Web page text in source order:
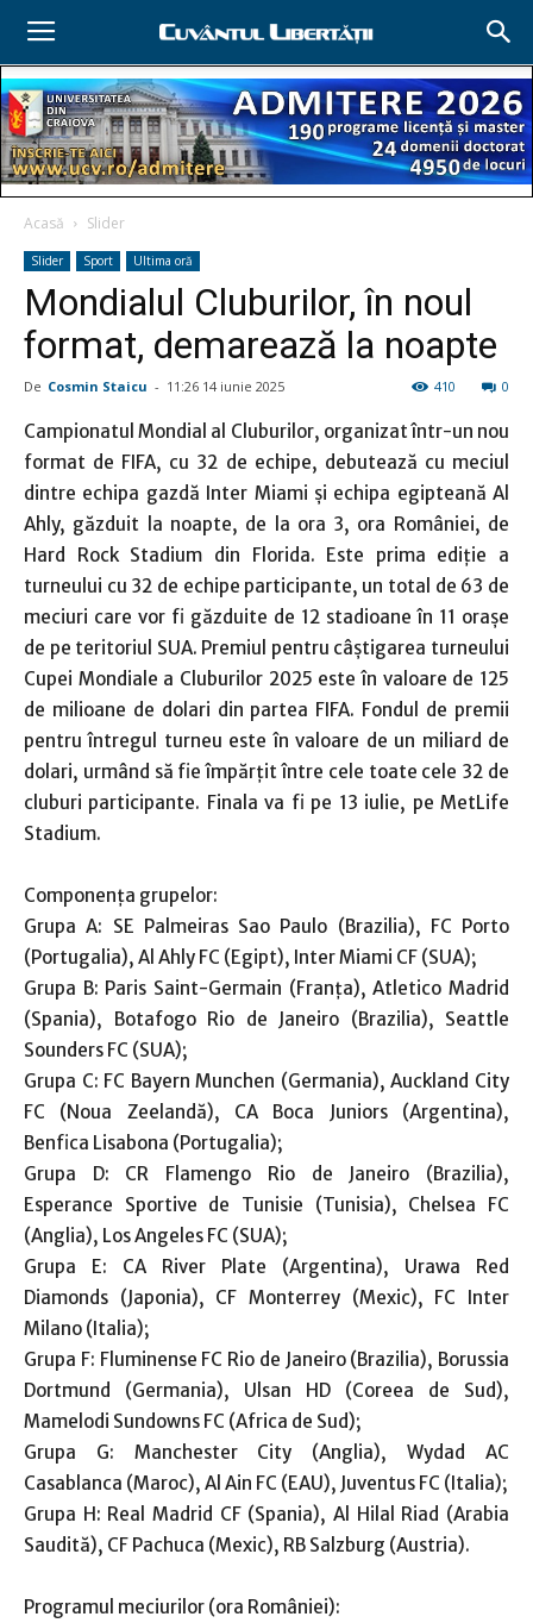
Acasă Slider
Slider Sport Ultima oră
Mondialul Cluburilor, în noul
format, demarează la noapte
De Cosmin Staicu - 11:26 14 iunie 2025 0
410
Campionatul Mondial al Cluburilor, organizat într-un nou
format de FIFA, cu 32 de echipe, debutează cu meciul
dintre echipa gazdă Inter Miami și echipa egipteană Al
Ahly, găzduit la noapte, de la ora 3, ora României, de
Hard Rock Stadium din Florida. Este prima ediție a
turneului cu 32 de echipe participante, un total de 63 de
meciuri care vor fi găzduite de 12 stadioane în 11 orașe
de pe teritoriul SUA. Premiul pentru câștigarea turneului
Cupei Mondiale a Cluburilor 2025 este în valoare de 125
de milioane de dolari din partea FIFA. Fondul de premii
pentru întregul turneu este în valoare de un miliard de
dolari, urmând să fie împărțit între cele toate cele 32 de
cluburi participante. Finala va fi pe 13 iulie, pe MetLife
Stadium.
Componența grupelor:
Grupa A: SE Palmeiras Sao Paulo (Brazilia), FC Porto
(Portugalia), Al Ahly FC (Egipt), Inter Miami CF (SUA);
Grupa B: Paris Saint-Germain (Franța), Atletico Madrid
(Spania), Botafogo Rio de Janeiro (Brazilia), Seattle
Sounders FC (SUA);
Grupa C: FC Bayern Munchen (Germania), Auckland City
FC (Noua Zeelandă), CA Boca Juniors (Argentina),
Benfica Lisabona (Portugalia);
Grupa D: CR Flamengo Rio de Janeiro (Brazilia),
Esperance Sportive de Tunisie (Tunisia), Chelsea FC
(Anglia), Los Angeles FC (SUA);
Grupa E: CA River Plate (Argentina), Urawa Red
Diamonds (Japonia), CF Monterrey (Mexic), FC Inter
Milano (Italia);
Grupa F: Fluminense FC Rio de Janeiro (Brazilia), Borussia
Dortmund (Germania), Ulsan HD (Coreea de Sud),
Mamelodi Sundowns FC (Africa de Sud);
Grupa G: Manchester City (Anglia), Wydad AC
Casablanca (Maroc), Al Ain FC (EAU), Juventus FC (Italia);
Grupa H: Real Madrid CF (Spania), Al Hilal Riad (Arabia
Saudită), CF Pachuca (Mexic), RB Salzburg (Austria).
Programul meciurilor (ora României):